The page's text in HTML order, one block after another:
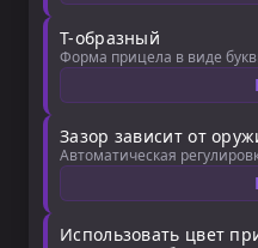
Т-образный
Форма прицела в виде
Зазор зависит от
Автоматическая
Использовать цвет